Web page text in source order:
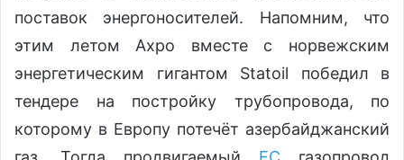
поставок энергоносителей. Напомним, что
этим летом Axpo вместе с норвежским
энергетическим гигантом Statoil победил в
тендере на постройку трубопровода, по
которому в Европу потечёт азербайджанский